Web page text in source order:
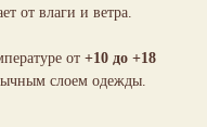
от влаги и ветра.
от+10 до +18
слоем одежды.